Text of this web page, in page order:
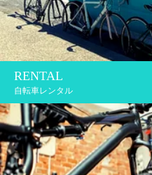
RENTAL
自転車レンタル